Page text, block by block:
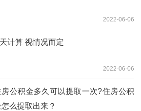
2022-06-06
计算 视情况而定
2022-06-06
房公积金多久可以提取一次?住房公积
么提取出来？